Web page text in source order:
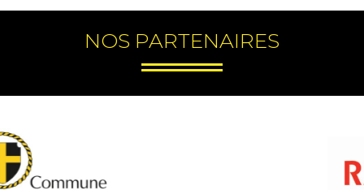
NOS PARTENAIRES